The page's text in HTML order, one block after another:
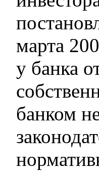
марта
у банка
банком